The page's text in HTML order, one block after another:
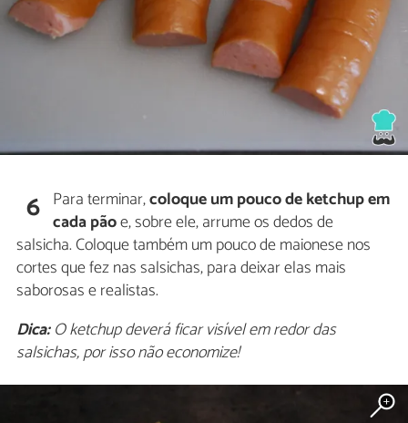
6 Para terminar,coloque um pouco de ketchup em
cada pãoe, sobre ele, arrume os dedos de
salsicha. Coloque também um pouco de maionese nos
cortes que fez nas salsichas, para deixar elas mais
saborosas e realistas.
Dica:O ketchup deverá ficar visível em redor das
salsichas, por isso não economize!